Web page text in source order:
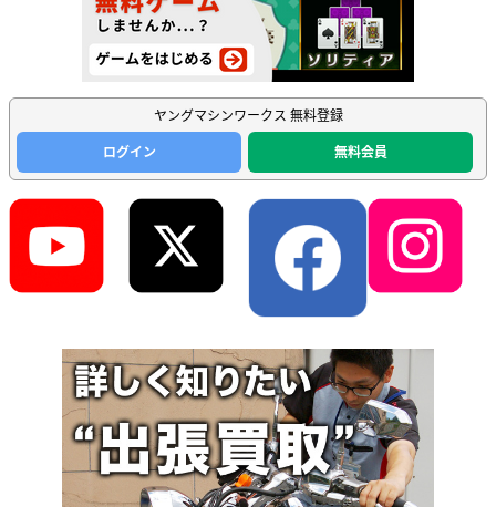
ヤングマシンワークス 無料登録
ログイン
無料会員